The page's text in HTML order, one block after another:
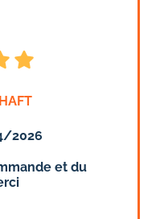
2026
et du